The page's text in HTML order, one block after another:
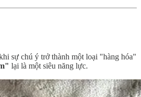
sự chú ý trở thành một loại "hàng hóa"
lại là một siêu năng lực.